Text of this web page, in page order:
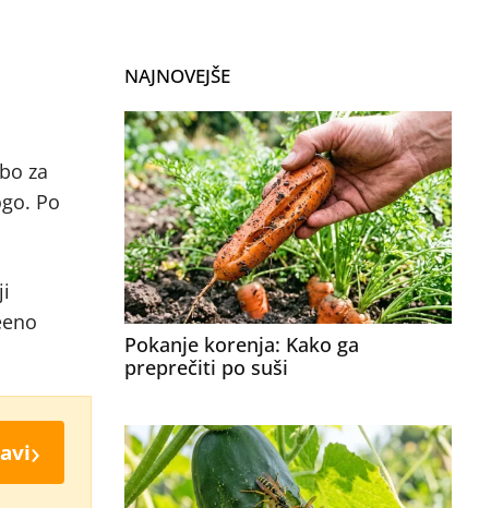
za
Po
›
NAJNOVEJŠE
Pokanje korenja: Kako ga
preprečiti po suši